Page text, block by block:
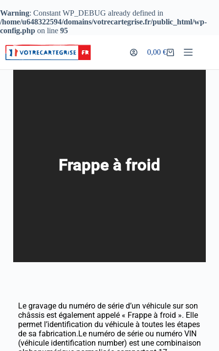
Warning: Constant WP_DEBUG already defined in
/home/u648322594/domains/votrecartegrise.fr/public_html/wp-
config.php on line 95
0,00€
Frappe à froid
Frappe à froid
Le gravage du numéro de série d’un véhicule sur son
châssis est également appelé « Frappe à froid ». Elle
permet l’identification du véhicule à toutes les étapes
de sa fabrication.Le numéro de série ou numéro VIN
(véhicule identification number) est une combinaison